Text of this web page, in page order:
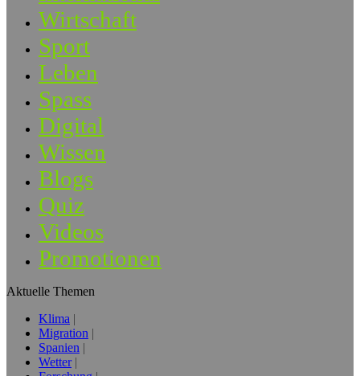
Wirtschaft
Sport
Leben
Spass
Digital
Wissen
Blogs
Quiz
Videos
Promotionen
Aktuelle Themen
Klima
Migration
Spanien
Wetter